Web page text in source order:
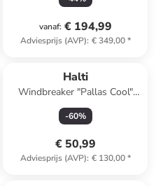
vanaf: € 194,99
Adviesprijs (AVP): € 349,00*
Halti
Windbreaker "Pallas Cool"
blauw
-60%
€ 50,99
Adviesprijs (AVP): € 130,00*